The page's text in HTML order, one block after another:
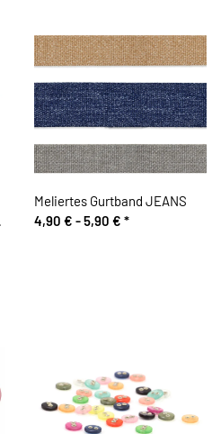
Meliertes Gurtband JEANS
4,90 € -5,90 € *